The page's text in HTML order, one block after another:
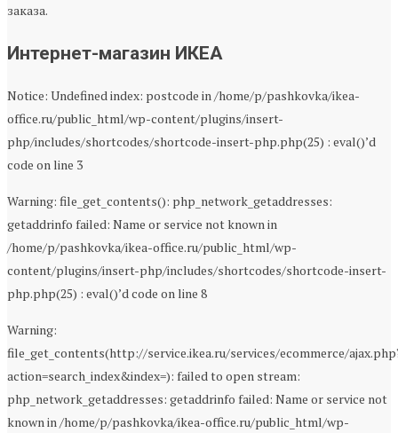
заказа.
Интернет-магазин ИКЕА
Notice: Undefined index: postcode in /home/p/pashkovka/ikea-
office.ru/public_html/wp-content/plugins/insert-
php/includes/shortcodes/shortcode-insert-php.php(25) : eval()’d
code on line 3
Warning: file_get_contents(): php_network_getaddresses:
getaddrinfo failed: Name or service not known in
/home/p/pashkovka/ikea-office.ru/public_html/wp-
content/plugins/insert-php/includes/shortcodes/shortcode-insert-
php.php(25) : eval()’d code on line 8
Warning:
file_get_contents(http://service.ikea.ru/services/ecommerce/
action=search_index&index=): failed to open stream:
php_network_getaddresses: getaddrinfo failed: Name or service not
known in /home/p/pashkovka/ikea-office.ru/public_html/wp-